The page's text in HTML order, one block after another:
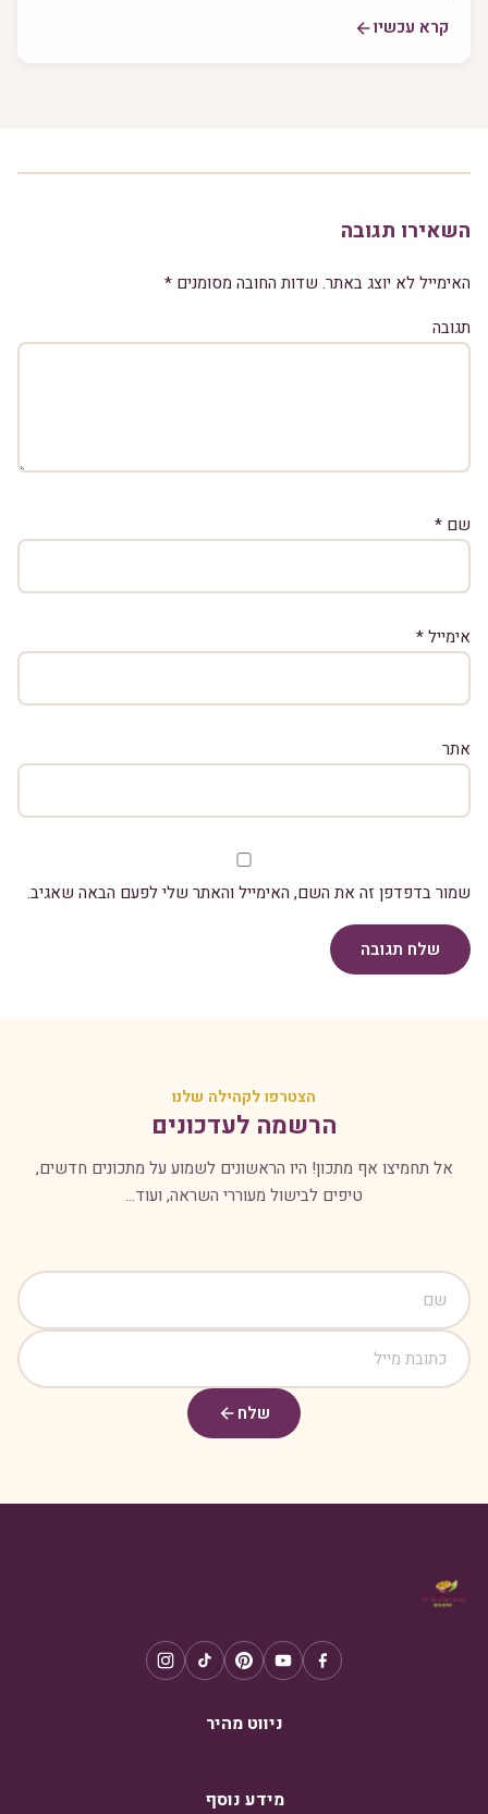
קרא עכשיו
השאירו תגובה
האימייל לא יוצג באתר. שדות החובה מסומנים *
תגובה
שם *
אימייל*
אתר
שמור בדפדפן זה את השם, האימייל והאתר שלי לפעם הבאה שאגיב.
שלח תגובה
הצטרפו לקהילה שלנו
הרשמה לעדכונים
אל תחמיצו אף מתכון! היו הראשונים לשמוע על מתכונים חדשים,
טיפים לבישול מעוררי השראה, ועוד...
שלח
ניווט מהיר
מידע נוסף